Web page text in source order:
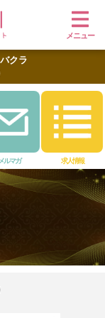
メニュー
クラ
メルマガ 求人情報